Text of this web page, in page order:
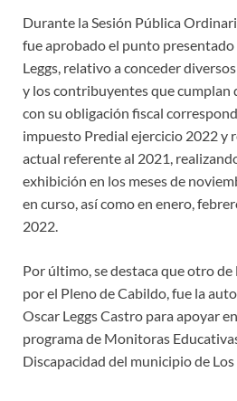
Durante la Sesión Pública
fue aprobado el punto
Leggs, relativo a conceder
y los contribuyentes que cumplan
con su obligación fiscal
impuesto Predial ejercicio 2022 y
actual referente al 2021,
exhibición en los meses de
en curso, así como en enero,
2022.
Por último, se destaca que otro
por el Pleno de Cabildo, fue la
Oscar Leggs Castro para apoyar
programa de Monitoras
Discapacidad del municipio de Los